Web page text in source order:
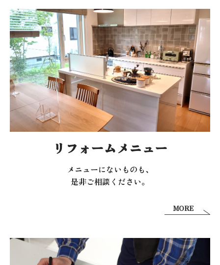
リフォームメニュー
メニューにないものも、
是非ご相談ください。
MORE